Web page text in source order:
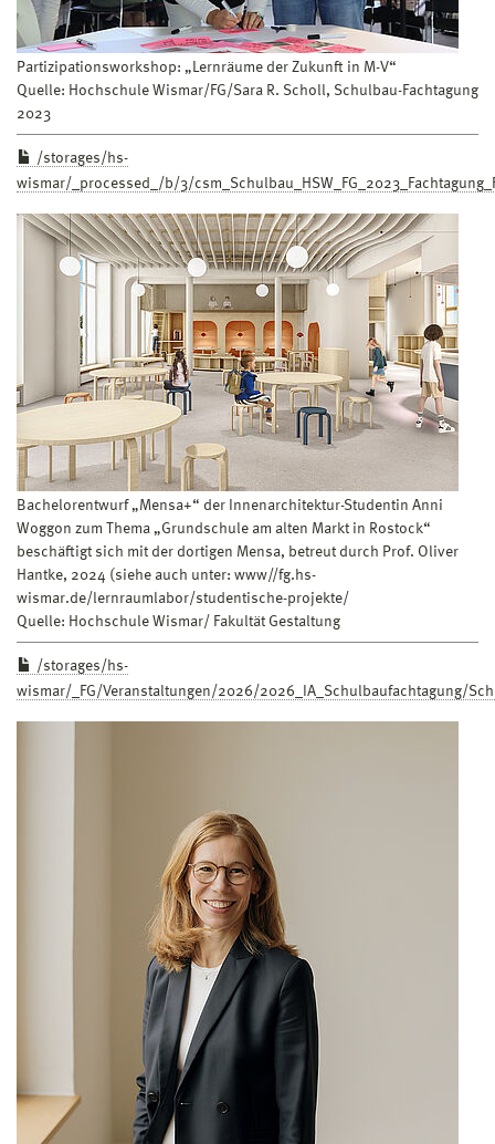
Partizipationsworkshop: „Lernräume der Zukunft in M-V“
Quelle: Hochschule Wismar/FG/Sara R. Scholl, Schulbau-Fachtagung
2023
/storages/hs-
wismar/_processed_/b/3/
Bachelorentwurf „Mensa+“ der Innenarchitektur-Studentin Anni
Woggon zum Thema „Grundschule am alten Markt in Rostock“
beschäftigt sich mit der dortigen Mensa, betreut durch Prof. Oliver
Hantke, 2024 (siehe auch unter: www//fg.hs-
wismar.de/lernraumlabor/studentische-projekte/
Quelle: Hochschule Wismar/ Fakultät Gestaltung
/storages/hs-
wismar/_FG/Veranstaltungen/2026/2026_IA_Schulbaufachtagung/